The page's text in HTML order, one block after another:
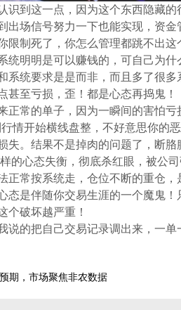
到这一点，因为这个东西隐藏的
出场信号努力一下也能实现，资
制死了，你怎么管理都跳不出这
统明明是可以赚钱的，可自己为
系统要求是是而非，而且多了很
至亏损，歪！都是心态再捣鬼！
正常的单子，因为一瞬间的害怕
情开始横线盘整，不好意思你
失。结果不是掉肉的问题了，断
的心态失衡，彻底杀红眼，被公
常按系统走，仓位不断的重仓
态是伴随你交易生涯的一个魔鬼
个破坏越严重！
说的把自己交易记录调出来，一
期，市场聚焦非农数据